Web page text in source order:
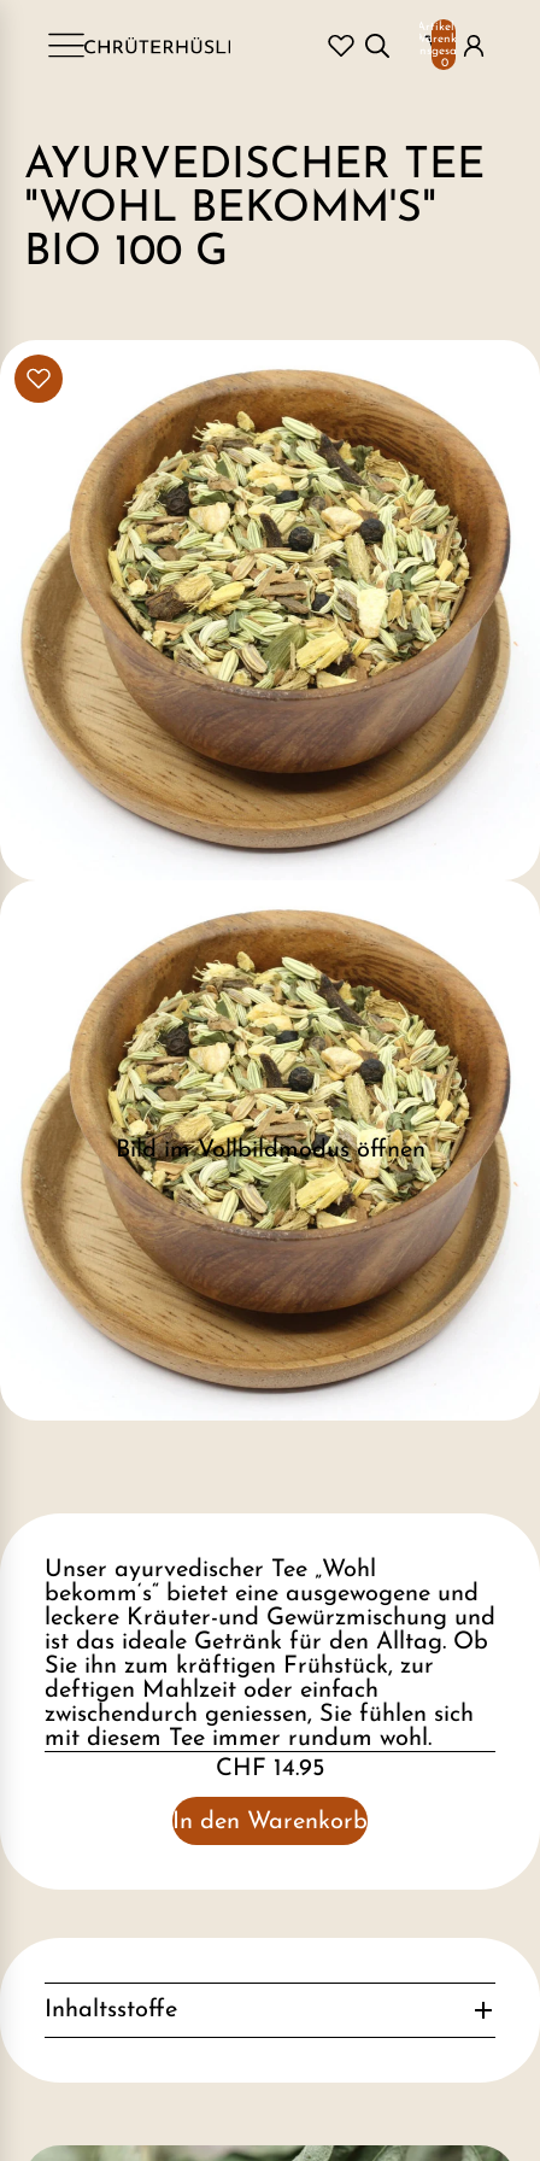
Artikel im
Warenkorb
insgesamt:
0
AYURVEDISCHER TEE
"WOHL BEKOMM'S"
BIO 100 G
Bild im Vollbildmodus öffnen
Unser ayurvedischer Tee „Wohl
bekomm‘s“ bietet eine ausgewogene und
leckere Kräuter-und Gewürzmischung und
ist das ideale Getränk für den Alltag. Ob
Sie ihn zum kräftigen Frühstück, zur
deftigen Mahlzeit oder einfach
zwischendurch geniessen, Sie fühlen sich
mit diesem Tee immer rundum wohl.
CHF 14.95
In den Warenkorb
Inhaltsstoffe